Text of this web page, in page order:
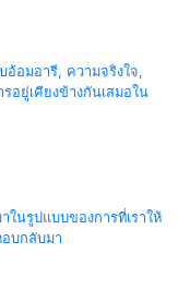
อ้อมอารี, ความจริงใจ,
อยู่เคียงข้างกันเสมอใน
นรูปแบบของการที่เราให้
บกลับมา